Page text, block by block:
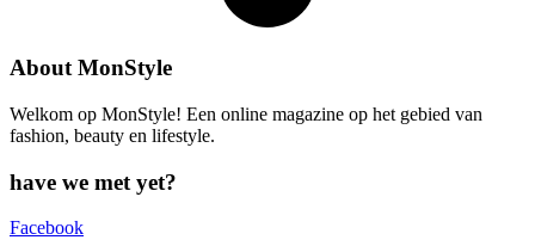
About MonStyle
Welkom op MonStyle! Een online magazine op het gebied van
fashion, beauty en lifestyle.
have we met yet?
Facebook